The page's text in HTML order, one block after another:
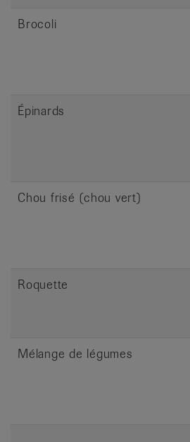
Brocoli
Épinards
Chou frisé (chou vert)
Roquette
Mélange de légumes